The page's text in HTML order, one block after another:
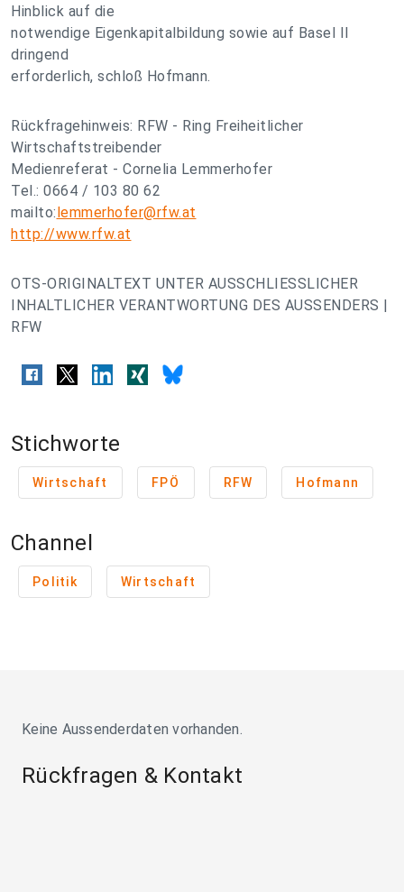
Hinblick auf die
notwendige Eigenkapitalbildung sowie auf Basel II
dringend
erforderlich, schloß Hofmann.
Rückfragehinweis: RFW - Ring Freiheitlicher
Wirtschaftstreibender
Medienreferat - Cornelia Lemmerhofer
Tel.: 0664 / 103 80 62
mailto:lemmerhofer@rfw.at
http://www.rfw.at
OTS-ORIGINALTEXT UNTER AUSSCHLIESSLICHER
INHALTLICHER VERANTWORTUNG DES AUSSENDERS |
RFW
Stichworte
Wirtschaft FPÖ RFW Hofmann
Channel
Politik Wirtschaft
Keine Aussenderdaten vorhanden.
Rückfragen & Kontakt